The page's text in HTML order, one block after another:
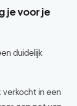
je voor je
duidelijk
verkocht in een